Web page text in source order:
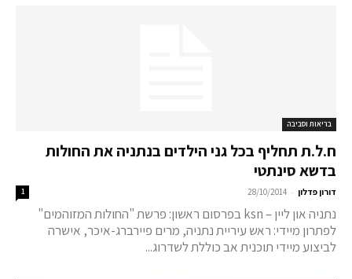
בריאות וסביבה
ח.ל.ת תחליף בכל גני הילדים בנתניה את החולות
בדשא סינתטי
דורון פדלון -
28/10/2014
1
נתניה און ליין – ksn בפרסום ראשון: פרשת "החולות המזוהמים"
לפתרון מיידי: ראש עיריית נתניה, מרים פיירברג-איכר, אישרה
לביצוע מיידי תוכנית אב כוללת לשדרוג...